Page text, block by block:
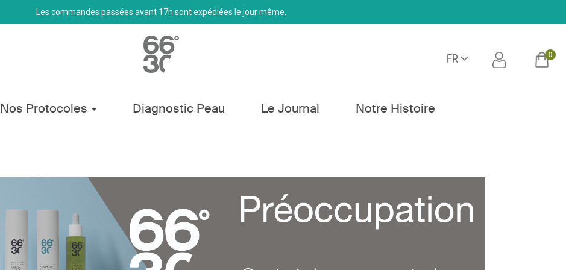
Les commandes passées avant 17h sont expédiées le jour même.
FR 0
Nos Protocoles Diagnostic Peau Le Journal Notre Histoire